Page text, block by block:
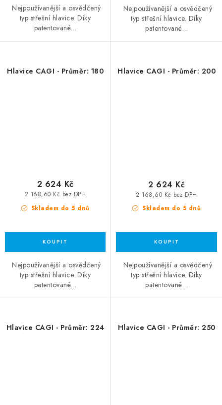
Nejpoužívanější a osvědčený
typ střešní hlavice. Díky
patentované…
Nejpoužívanější a osvědčený
typ střešní hlavice. Díky
patentované…
Hlavice CAGI - Průměr: 180
Skladem do 5 dnů
2 168,60 Kč bez DPH
2 624 Kč
Nejpoužívanější a osvědčený
typ střešní hlavice. Díky
patentované…
Hlavice CAGI - Průměr: 200
Skladem do 5 dnů
2 168,60 Kč bez DPH
2 624 Kč
Nejpoužívanější a osvědčený
typ střešní hlavice. Díky
patentované…
Hlavice CAGI - Průměr: 224 Hlavice CAGI - Průměr: 250